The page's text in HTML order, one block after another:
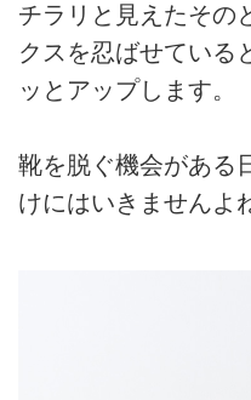
チラリと見えたその
クスを忍ばせている
ッとアップします。
靴を脱ぐ機会がある
けにはいきませんよ